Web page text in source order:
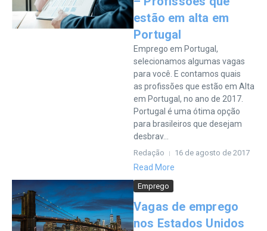
estão em alta em
Portugal
Emprego em Portugal,
selecionamos algumas vagas
para você. E contamos quais
as profissões que estão em Alta
em Portugal, no ano de 2017.
Portugal é uma ótima opção
para brasileiros que desejam
desbrav...
Redação 16 de agosto de 2017
Read More
Emprego
Vagas de emprego
nos Estados Unidos